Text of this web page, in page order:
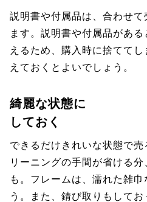
説明書や付属品は、合わせ
ます。説明書や付属品があ
えるため、購入時に捨てて
えておくとよいでしょう。
綺麗な状態に
しておく
できるだけきれいな状態で
リーニングの手間が省ける
も。フレームは、濡れた雑
う。また、錆び取りもしてお